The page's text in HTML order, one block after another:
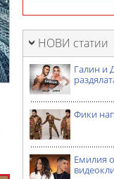
НОВИ статии
Галин и
Фики
Емилия